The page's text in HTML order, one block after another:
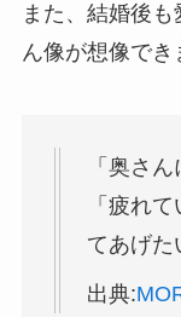
また、結婚後
ん像が想像でき
「奥さ
「疲れ
てあげた
出典: